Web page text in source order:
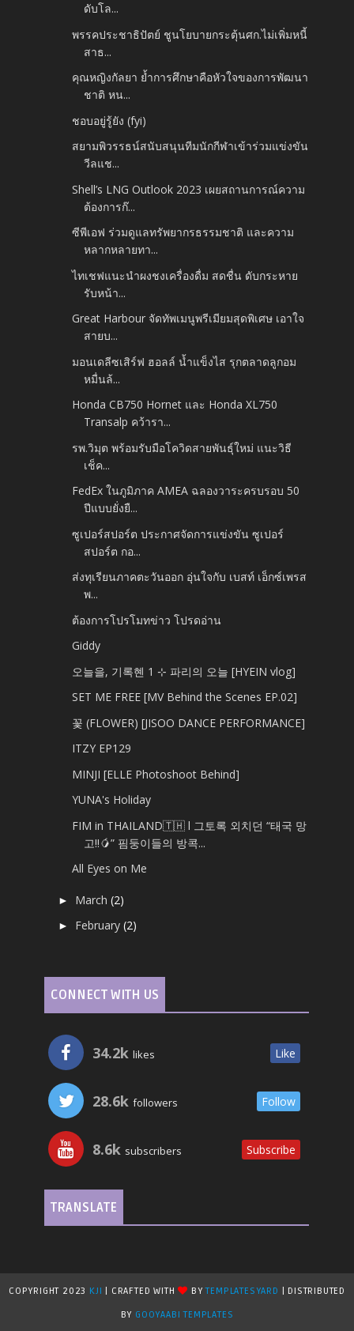
ดับโล...
พรรคประชาธิปัตย์ ชูนโยบายกระตุ้นศก.ไม่เพิ่มหนี้
สาธ...
คุณหญิงกัลยา ย้ำการศึกษาคือหัวใจของการพัฒนา
ชาติ หน...
ชอบอยู่รู้ยัง (fyi)
สยามพิวรรธน์สนับสนุนทีมนักกีฬาเข้าร่วมแข่งขัน
วีลแช...
Shell’s LNG Outlook 2023 เผยสถานการณ์ความ
ต้องการก๊...
ซีพีเอฟ ร่วมดูแลทรัพยากรธรรมชาติ และความ
หลากหลายทา...
ไทเชฟแนะนำผงชงเครื่องดื่ม สดชื่น ดับกระหาย
รับหน้า...
Great Harbour จัดทัพเมนูพรีเมียมสุดพิเศษ เอาใจ
สายบ...
มอนเดลีซเสิร์ฟ ฮอลล์ น้ำแข็งไส รุกตลาดลูกอม
หมื่นล้...
Honda CB750 Hornet และ Honda XL750
Transalp คว้ารา...
รพ.วิมุต พร้อมรับมือโควิดสายพันธุ์ใหม่ แนะวิธี
เช็ค...
FedEx ในภูมิภาค AMEA ฉลองวาระครบรอบ 50
ปีแบบยั่งยื...
ซูเปอร์สปอร์ต ประกาศจัดการแข่งขัน ซูเปอร์
สปอร์ต กอ...
ส่งทุเรียนภาคตะวันออก อุ่นใจกับ เบสท์ เอ็กซ์เพรส
พ...
ต้องการโปรโมทข่าว โปรดอ่าน
Giddy
오늘을, 기록혠 1 ⊹ 파리의 오늘 [HYEIN vlog]
SET ME FREE [MV Behind the Scenes EP.02]
꽃 (FLOWER) [JISOO DANCE PERFORMANCE]
ITZY EP129
MINJI [ELLE Photoshoot Behind]
YUNA's Holiday
FIM in THAILAND🇹🇭 l 그토록 외치던 “태국 망
고‼️🥭” 핌둥이들의 방콕...
All Eyes on Me
► March(2)
► February(2)
CONNECT WITH US
34.2k likes Like
28.6k followers Follow
8.6k subscribers Subscribe
TRANSLATE
COPYRIGHT 2023 KJI | CRAFTED WITH BYTEMPLATESYARD
| DISTRIBUTED
BY GOOYAABI TEMPLATES